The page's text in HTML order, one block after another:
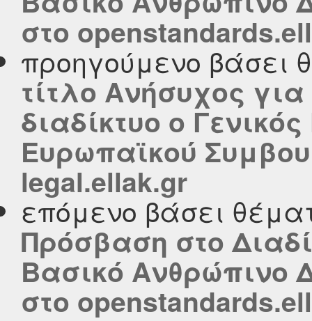
στο
προηγούμενο βάσει
τίτλο Ανήσυχος
διαδίκτυο ο
Ευρωπαϊκού
legal.ellak.gr
επόμενο βάσει
Πρόσβαση στο
Βασικό Ανθρώπινο
στο